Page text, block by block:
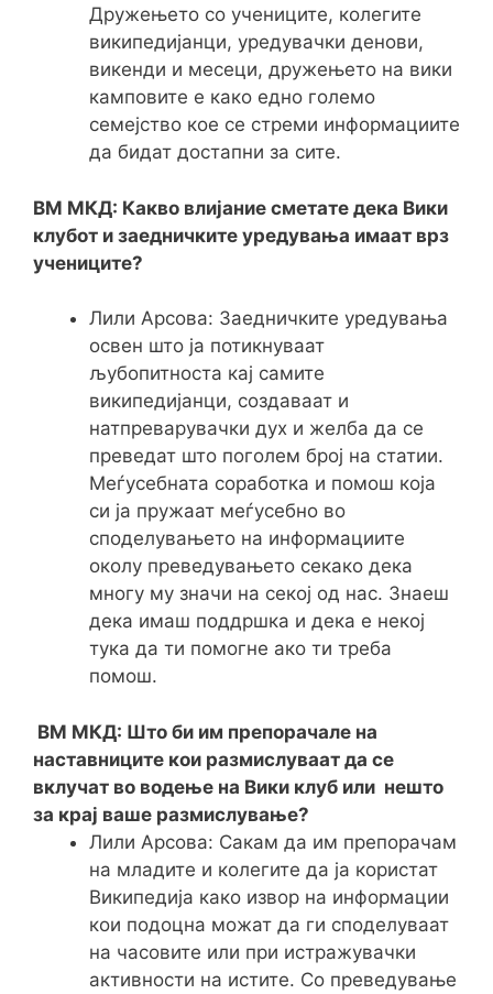
Дружењето со учениците, колегите
википедијанци, уредувачки денови,
викенди и месеци, дружењето на вики
камповите е како едно големо
семејство кое се стреми информациите
да бидат достапни за сите.
ВМ МКД: Какво влијание сметате дека Вики
клубот и заедничките уредувања имаат врз
учениците?
Лили Арсова: Заедничките уредувања
освен што ја потикнуваат
љубопитноста кај самите
википедијанци, создаваат и
натпреварувачки дух и желба да се
преведат што поголем број на статии.
Меѓусебната соработка и помош која
си ја пружаат меѓусебно во
споделувањето на информациите
околу преведувањето секако дека
многу му значи на секој од нас. Знаеш
дека имаш поддршка и дека е некој
тука да ти помогне ако ти треба
помош.
ВМ МКД: Што би им препорачале на
наставниците кои размислуваат да се
вклучат во водење на Вики клуб или нешто
за крај ваше размислување?
Лили Арсова: Сакам да им препорачам
на младите и колегите да ја користат
Википедија како извор на информации
кои подоцна можат да ги споделуваат
на часовите или при истражувачки
активности на истите. Со преведување